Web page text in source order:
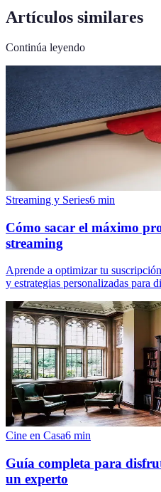
Artículos similares
Continúa leyendo
Streaming y Series6 min
Cómo sacar el máximo
streaming
Aprende a optimizar tu
y estrategias personalizadas para
Cine en Casa6 min
Guía completa para
un experto